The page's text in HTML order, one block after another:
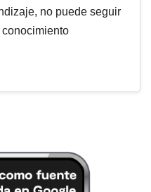
no puede seguir